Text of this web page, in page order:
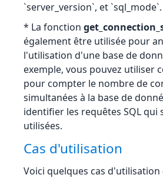
`server_version`, et `sql_mode`.
* La fonction
également être utilisée pour
l'utilisation d'une base de
exemple, vous pouvez utiliser
pour compter le nombre de
simultanées à la base de
identifier les requêtes SQL qui
utilisées.
Cas d'utilisation
Voici quelques cas